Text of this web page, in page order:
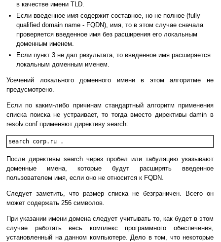
в качестве имени TLD.
Если введенное имя содержит составное, но не полное (fully
qualified domain name - FQDN), имя, то в этом случае сначала
проверяется введенное имя без расширения его локальным
доменным именем.
Если пункт 3 не дал результата, то введенное имя расширяется
локальным доменным именем.
Усечений локального доменного имени в этом алгоритме не
предусмотрено.
Если по каким-либо причинам стандартный алгоритм применения
списка поиска не устраивает, то тогда вместо директивы damin в
resolv.conf применяют директиву search:
После директивы search через пробел или табуляцию указывают
доменные имена, которые будут расширять введенное
пользователем имя, если оно не относится к FQDN.
Следует заметить, что размер списка не безграничен. Всего он
может содержать 256 символов.
При указании имени домена следует учитывать то, как будет в этом
случае работать весь комплекс программного обеспечения,
установленный на данном компьютере. Дело в том, что некоторые